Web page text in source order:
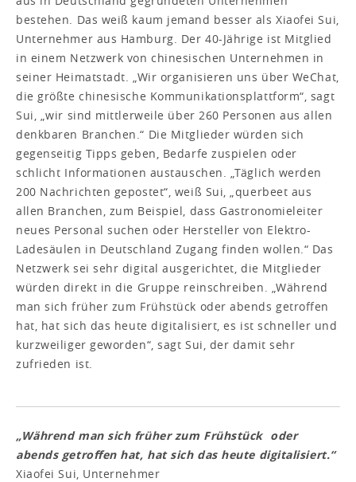
bestehen. Das weiß kaum jemand besser als Xiaofei Sui,
Unternehmer aus Hamburg. Der 40-Jährige ist Mitglied
in einem Netzwerk von chinesischen Unternehmen in
seiner Heimatstadt. „Wir organisieren uns über WeChat,
die größte chinesische Kommunikationsplattform“, sagt
Sui, „wir sind mittlerweile über 260 Personen aus allen
denkbaren Branchen.“ Die Mitglieder würden sich
gegenseitig Tipps geben, Bedarfe zuspielen oder
schlicht Informationen austauschen. „Täglich werden
200 Nachrichten gepostet“, weiß Sui, „querbeet aus
allen Branchen, zum Beispiel, dass Gastronomieleiter
neues Personal suchen oder Hersteller von Elektro-
Ladesäulen in Deutschland Zugang finden wollen.“ Das
Netzwerk sei sehr digital ausgerichtet, die Mitglieder
würden direkt in die Gruppe reinschreiben. „Während
man sich früher zum Frühstück oder abends getroffen
hat, hat sich das heute digitalisiert, es ist schneller und
kurzweiliger geworden“, sagt Sui, der damit sehr
zufrieden ist.
„Während man sich früher zum Frühstück oder
abends getroffen hat, hat sich das heute digitalisiert.“
Xiaofei Sui, Unternehmer